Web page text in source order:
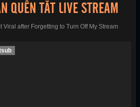
QUÊN TẮT LIVE STREAM
Viral after Forgetting to Turn Off My Stream